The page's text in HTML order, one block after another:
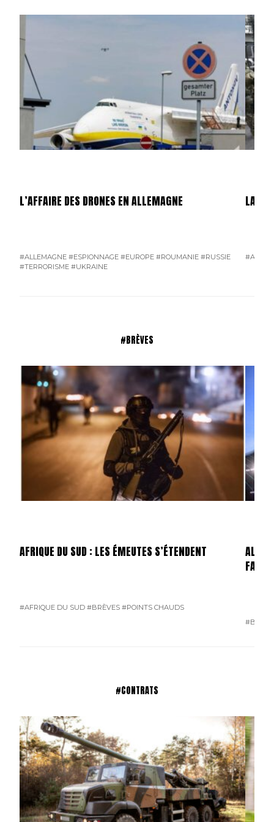
L’AFFAIRE DES DRONES EN ALLEMAGNE
#ALLEMAGNE #ESPIONNAGE #EUROPE #ROUMANIE #RUSSIE
#TERRORISME #UKRAINE
LA
#BRÈVES
AFRIQUE DU SUD : LES ÉMEUTES S’ÉTENDENT
#AFRIQUE DU SUD #BRÈVES #POINTS CHAUDS
FAILLI
#CONTRATS